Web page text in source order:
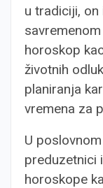
u tradiciji, on
horoskop
životnih
planiranja
vremena za
U
preduzetnici
horoskope